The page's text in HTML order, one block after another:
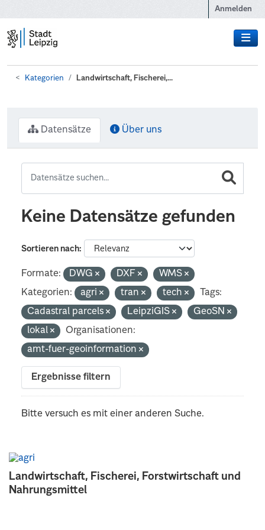
Anmelden
Kategorien Landwirtschaft, Fischerei,...
Landwirtschaft, Fischerei, Forstwirtschaft und
Nahrungsmittel
Datensätze Über uns
Keine Datensätze gefunden
Sortieren nach
Formate: DWG DXF
WMS
Kategorien:
agri tran tech
Tags:
Cadastral parcels
LeipziGIS
GeoSN
lokal
Organisationen:
amt-fuer-geoinformation
Ergebnisse filtern
Bitte versuch es mit einer anderen Suche.